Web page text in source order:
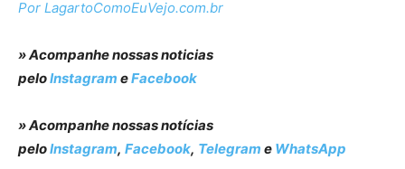
Por LagartoComoEuVejo.com.br
» Acompanhe nossas noticias
peloInstagram eFacebook
» Acompanhe nossas notícias
peloInstagram, Facebook, Telegram e WhatsApp